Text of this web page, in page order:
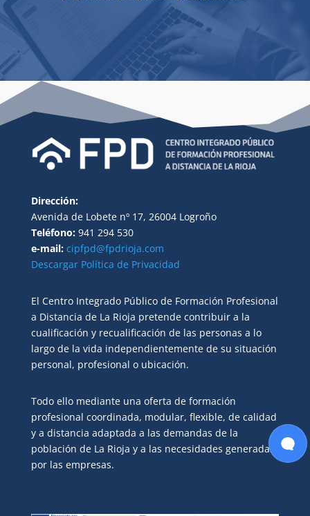
Dirección:
Avenida de Lobete nº 17, 26004 Logroño
Teléfono:941 294 530
e-mail: cipfpd@fpdrioja.com
Descargar Política de Privacidad
El Centro Integrado Público de Formación Profesional
a Distancia de La Rioja pretende contribuir a la
cualificación y recualificación de las personas a lo
largo de la vida independientemente de su situación
personal, profesional o ubicación.
Todo ello mediante una oferta de formación
profesional coordinada, modular, flexible, de calidad
y a distancia adaptada a las demandas de la
población de La Rioja y a las necesidades generadas
por las empresas.